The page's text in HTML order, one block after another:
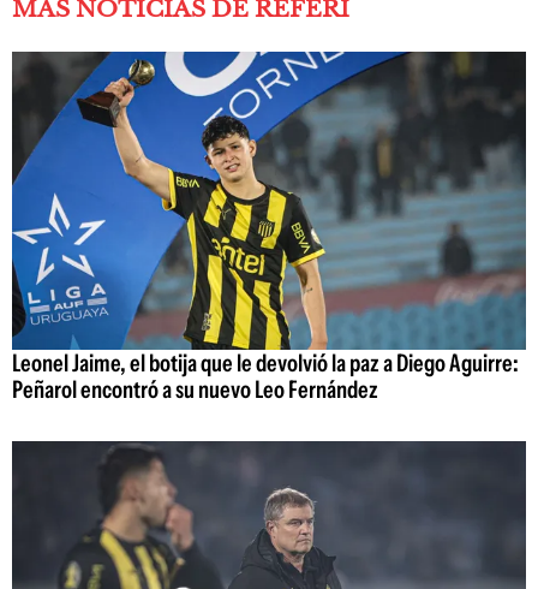
MÁS NOTICIAS DE REFERÍ
Leonel Jaime, el botija que le devolvió la paz a Diego Aguirre:
Peñarol encontró a su nuevo Leo Fernández